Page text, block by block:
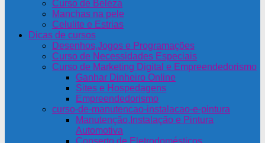
Curso de Beleza
Manchas na pele
Celulite e Estrias
Dicas de cursos
Desenhos,Jogos e Programações
Curso de Necessidades Especiais
Curso de Marketing Digital e Empreendedorismo
Ganhar Dinheiro Online
Sites e Hospedagens
Empreendedorismo
curso-de-manutencao-instalacao-e-pintura
Manutenção,Instalação e Pintura
Automotiva
Conserto de Eletrodomésticos